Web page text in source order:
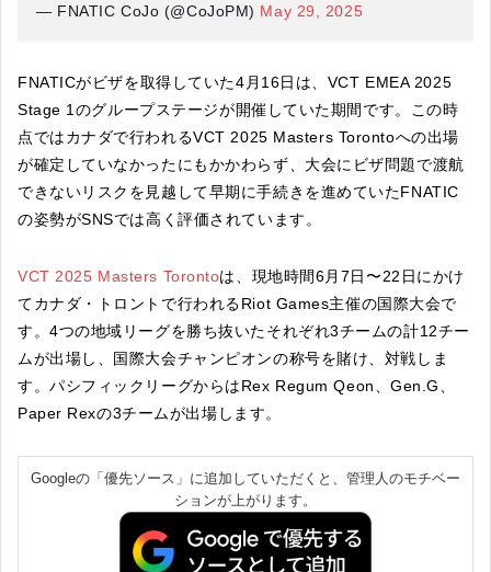
— FNATIC CoJo (@CoJoPM) May 29, 2025
FNATICがビザを取得していた4月16日は、VCT EMEA 2025
Stage 1のグループステージが開催していた期間です。この時
点ではカナダで行われるVCT 2025 Masters Torontoへの出場
が確定していなかったにもかかわらず、大会にビザ問題で渡航
できないリスクを見越して早期に手続きを進めていたFNATIC
の姿勢がSNSでは高く評価されています。
VCT 2025 Masters Torontoは、現地時間6月7日〜22日にかけ
てカナダ・トロントで行われるRiot Games主催の国際大会で
す。4つの地域リーグを勝ち抜いたそれぞれ3チームの計12チー
ムが出場し、国際大会チャンピオンの称号を賭け、対戦しま
す。パシフィックリーグからはRex Regum Qeon、Gen.G、
Paper Rexの3チームが出場します。
Googleの「優先ソース」に追加していただくと、管理人のモチベー
ションが上がります。